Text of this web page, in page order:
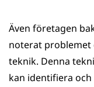
Även företagen
noterat problemet
teknik. Denna
kan identifiera